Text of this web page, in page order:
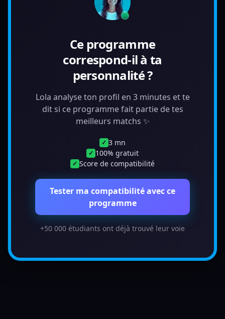
Ce programme
correspond-il à ta
personnalité ?
Lola analyse ton profil en 3 minutes et te
dit si ce programme fait partie de tes
meilleurs matchs ✨
✓ 3 mn
✓ 100% gratuit
✓ Score de compatibilité
Tester ma compatibilité avec ce
programme
+50 000 étudiants ont déjà trouvé leur voie